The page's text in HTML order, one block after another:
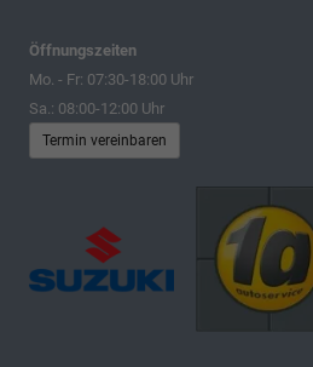
Öffnungszeiten
Mo. - Fr: 07:30-18:00 Uhr
Sa.: 08:00-12:00 Uhr
Termin vereinbaren